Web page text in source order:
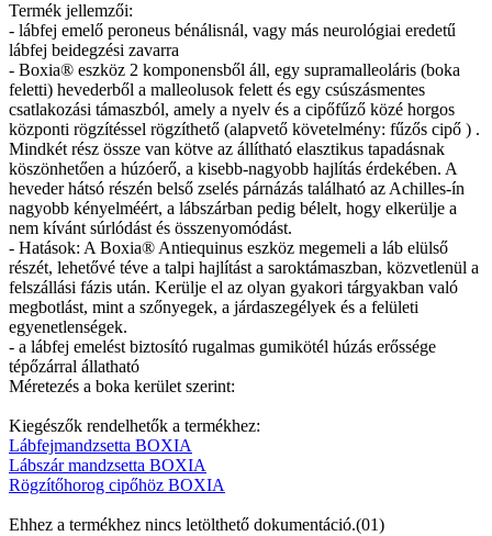
Termék jellemzői:
- lábfej emelő peroneus bénálisnál, vagy más neurológiai eredetű
lábfej beidegzési zavarra
- Boxia® eszköz 2 komponensből áll, egy supramalleoláris (boka
feletti) hevederből a malleolusok felett és egy csúszásmentes
csatlakozási támaszból, amely a nyelv és a cipőfűző közé horgos
központi rögzítéssel rögzíthető (alapvető követelmény: fűzős cipő ) .
Mindkét rész össze van kötve az állítható elasztikus tapadásnak
köszönhetően a húzóerő, a kisebb-nagyobb hajlítás érdekében. A
heveder hátsó részén belső zselés párnázás található az Achilles-ín
nagyobb kényelméért, a lábszárban pedig bélelt, hogy elkerülje a
nem kívánt súrlódást és összenyomódást.
- Hatások: A Boxia® Antiequinus eszköz megemeli a láb elülső
részét, lehetővé téve a talpi hajlítást a saroktámaszban, közvetlenül a
felszállási fázis után. Kerülje el az olyan gyakori tárgyakban való
megbotlást, mint a szőnyegek, a járdaszegélyek és a felületi
egyenetlenségek.
- a lábfej emelést biztosító rugalmas gumikötél húzás erőssége
tépőzárral állatható
Méretezés a boka kerület szerint:
Kiegészők rendelhetők a termékhez:
Lábfejmandzsetta BOXIA
Lábszár mandzsetta BOXIA
Rögzítőhorog cipőhöz BOXIA
Ehhez a termékhez nincs letölthető dokumentáció.(01)